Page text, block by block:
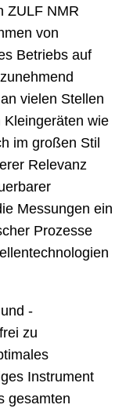
ZULF NMR
von
Betriebs auf
vielen Stellen
wie
im großen Stil
Relevanz
Messungen ein
Prozesse
-
zu
Instrument
gesamten